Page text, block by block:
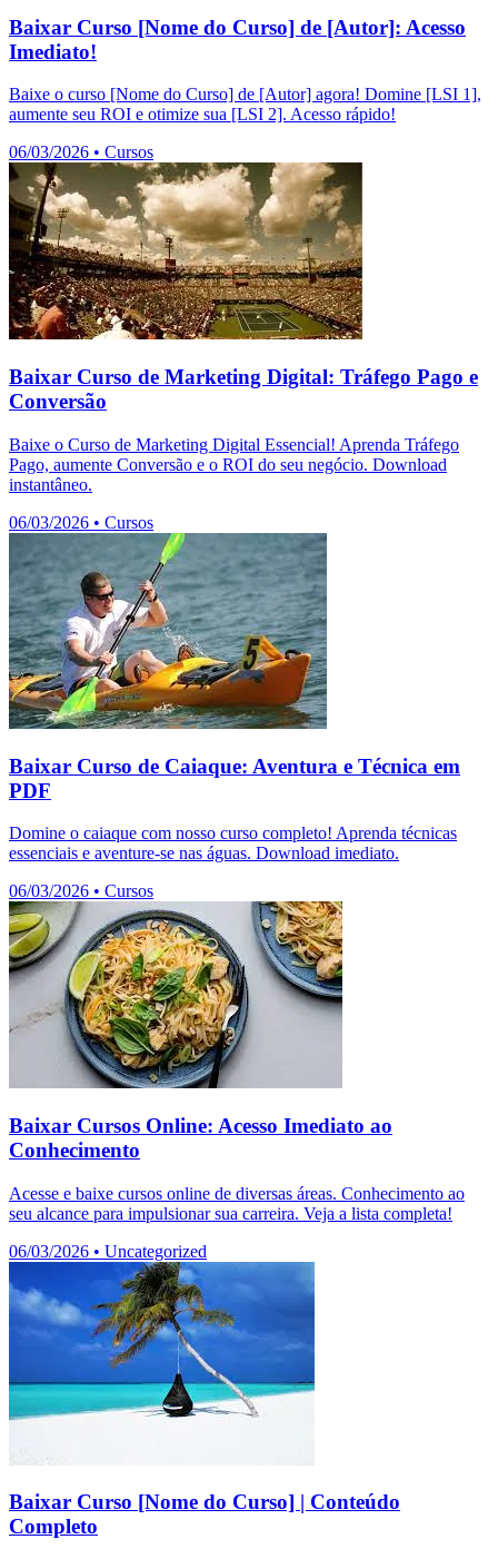
Baixar Curso [Nome do Curso] de [Autor]: Acesso
Imediato!
Baixe o curso [Nome do Curso] de [Autor] agora! Domine [LSI 1],
aumente seu ROI e otimize sua [LSI 2]. Acesso rápido!
06/03/2026 • Cursos
Baixar Curso de Marketing Digital: Tráfego Pago e
Conversão
Baixe o Curso de Marketing Digital Essencial! Aprenda Tráfego
Pago, aumente Conversão e o ROI do seu negócio. Download
instantâneo.
06/03/2026 • Cursos
Baixar Curso de Caiaque: Aventura e Técnica em
PDF
Domine o caiaque com nosso curso completo! Aprenda técnicas
essenciais e aventure-se nas águas. Download imediato.
06/03/2026 • Cursos
Baixar Cursos Online: Acesso Imediato ao
Conhecimento
Acesse e baixe cursos online de diversas áreas. Conhecimento ao
seu alcance para impulsionar sua carreira. Veja a lista completa!
06/03/2026 • Uncategorized
Baixar Curso [Nome do Curso] | Conteúdo
Completo